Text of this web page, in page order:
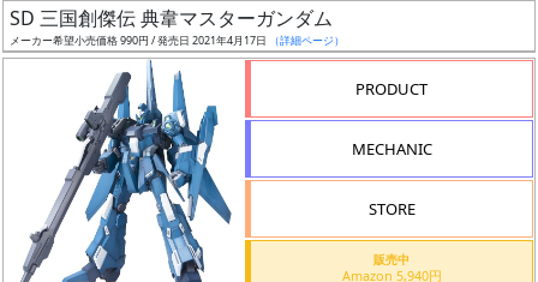
抽
選
近
SD 三国創傑伝 典韋マスターガンダム
メーカー希望小売価格 990円 / 発売日 2021年4月17日 （詳細ページ）
PRODUCT
MECHANIC
STORE
販売中
Amazon 5,940円